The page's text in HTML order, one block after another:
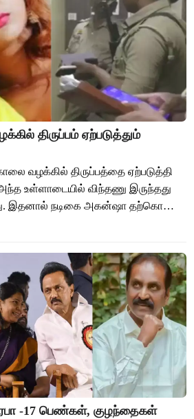
திருப்பம் ஏற்படுத்தும்
வழக்கில் திருப்பத்தை ஏற்படுத்தி
உள்ளாடையில் விந்தணு இருந்தது
இதனால் நடிகை அகன்ஷா தற்கொலை
-17 பெண்கள், குழந்தைகள்